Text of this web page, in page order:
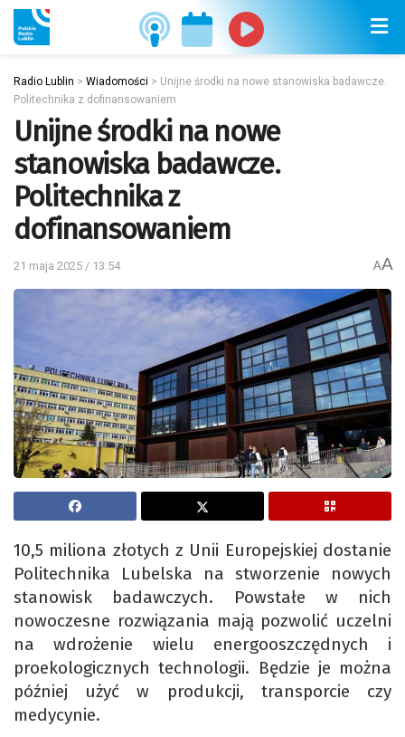
Radio Lublin > Wiadomości > Unijne środki na nowe stanowiska badawcze.
Politechnika z dofinansowaniem
Unijne środki na nowe
stanowiska badawcze.
Politechnika z
dofinansowaniem
21 maja 2025 / 13:54 AA
10,5 miliona złotych z Unii Europejskiej dostanie
Politechnika Lubelska na stworzenie nowych
stanowisk badawczych. Powstałe w nich
nowoczesne rozwiązania mają pozwolić uczelni
na wdrożenie wielu energooszczędnych i
proekologicznych technologii. Będzie je można
później użyć w produkcji, transporcie czy
medycynie.